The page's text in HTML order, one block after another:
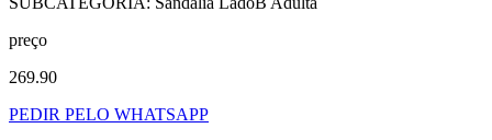
preço
269.90
PEDIR PELO WHATSAPP